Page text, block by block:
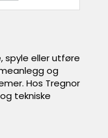
spyle eller utføre
og
Hos Tregnor
tekniske